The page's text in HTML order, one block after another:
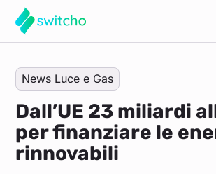
News Luce e Gas
Dall’UE 23 miliardi
per finanziare le
rinnovabili